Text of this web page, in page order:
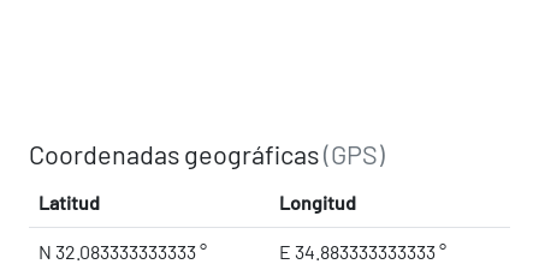
Coordenadas geográficas(GPS)
Latitud Longitud
N 32.083333333333 ° E 34.883333333333 °